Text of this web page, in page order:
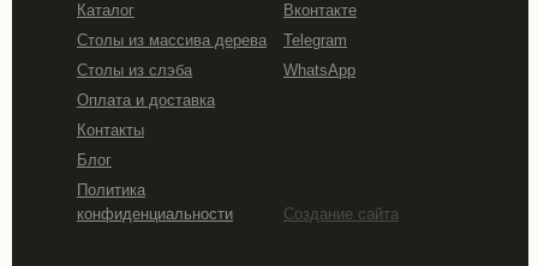
Каталог
Столы из массива дерева
Столы из слэба
Оплата и доставка
Контакты
Блог
Политика
конфиденциальности
Вконтакте
WhatsApp
Telegram
Создание сайта